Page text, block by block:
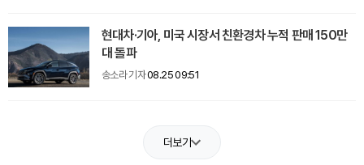
현대차·기아, 미국 시장서 친환경차 누적 판매 150만
대 돌파
송소라 기자08.25 09:51
더보기